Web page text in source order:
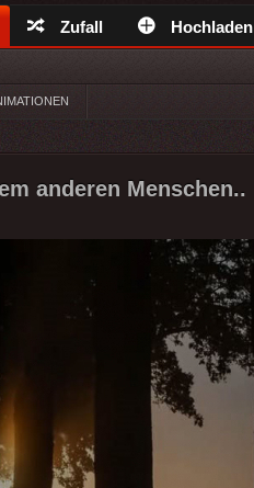
Zufall Hochladen
anderen Menschen..